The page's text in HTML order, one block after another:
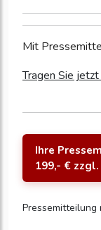
Mit
Tragen Sie
Ihre
199,- €
Pressemitteilung